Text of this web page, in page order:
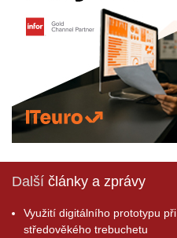
Další články a zprávy
Využití digitálního prototypu
středověkého trebuchetu